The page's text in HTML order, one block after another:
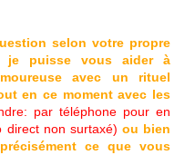
selon votre propre
je puisse vous aider à
avec un rituel
en ce moment avec les
par téléphone pour en
direct non surtaxé) ou bien
ce que vous